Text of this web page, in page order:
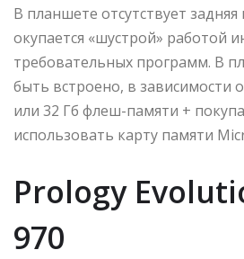
В планшете отсутствует задняя
окупается «шустрой» работой
требовательных программ. В
быть встроено, в зависимости
или 32 Гб флеш-памяти +
использовать карту памяти
Prology
970